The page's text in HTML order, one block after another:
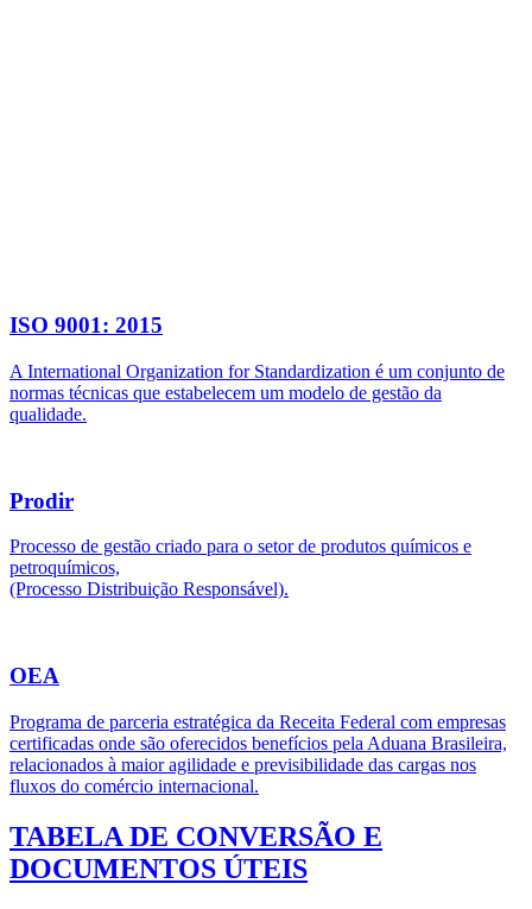
ISO 9001: 2015
A International Organization for Standardization é um conjunto de
normas técnicas que estabelecem um modelo de gestão da
qualidade.
Prodir
Processo de gestão criado para o setor de produtos químicos e
petroquímicos,
(Processo Distribuição Responsável).
OEA
Programa de parceria estratégica da Receita Federal com empresas
certificadas onde são oferecidos benefícios pela Aduana Brasileira,
relacionados à maior agilidade e previsibilidade das cargas nos
fluxos do comércio internacional.
TABELA DE CONVERSÃO E
DOCUMENTOS ÚTEIS